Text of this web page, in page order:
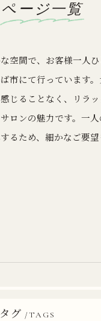
ページ一覧
空間で、お客様一人
市にて行っています
じることなく、リラ
ロンの魅力です。一
るため、細かなご要
タグ TAGS